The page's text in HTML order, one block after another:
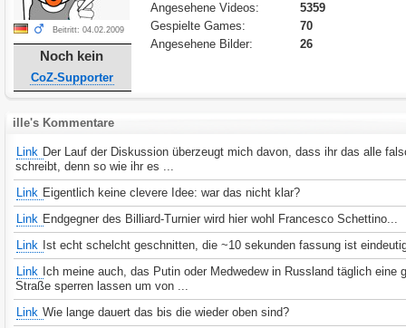
Beitritt: 04.02.2009
Noch kein
CoZ-Supporter
Angesehene Videos:
5359
Gespielte Games:
70
Angesehene Bilder:
26
ille's Kommentare
Link Der Lauf der Diskussion überzeugt mich davon, dass ihr das alle
schreibt, denn so wie ihr es ...
Link Eigentlich keine clevere Idee: war das nicht klar?
Link Endgegner des Billiard-Turnier wird hier wohl Francesco Schettino...
Link Ist echt schelcht geschnitten, die ~10 sekunden fassung ist
Link Ich meine auch, das Putin oder Medwedew in Russland täglich eine
Straße sperren lassen um von ...
Link Wie lange dauert das bis die wieder oben sind?